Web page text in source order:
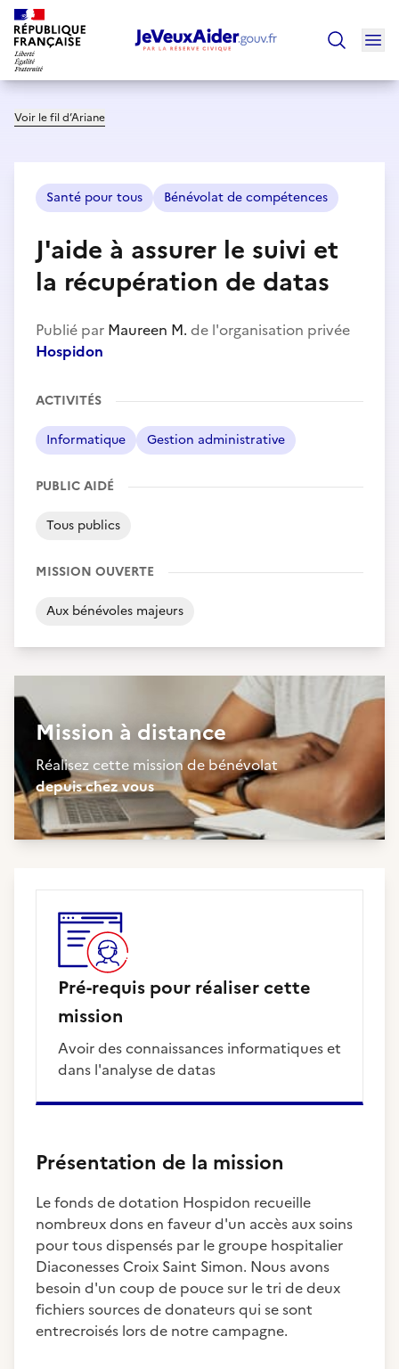
Voir le fil d’Ariane
Santé pour tous Bénévolat de compétences
J'aide à assurer le suivi et
la récupération de datas
Publié par Maureen M. de l'organisation privée
Hospidon
ACTIVITÉS
Informatique Gestion administrative
PUBLIC AIDÉ
Tous publics
MISSION OUVERTE
Aux bénévoles majeurs
Mission à distance
Réalisez cette mission de bénévolat
depuis chez vous
Pré-requis pour réaliser cette
mission
Avoir des connaissances informatiques et
dans l'analyse de datas
Présentation de la mission
Le fonds de dotation Hospidon recueille
nombreux dons en faveur d'un accès aux soins
pour tous dispensés par le groupe hospitalier
Diaconesses Croix Saint Simon. Nous avons
besoin d'un coup de pouce sur le tri de deux
fichiers sources de donateurs qui se sont
entrecroisés lors de notre campagne.